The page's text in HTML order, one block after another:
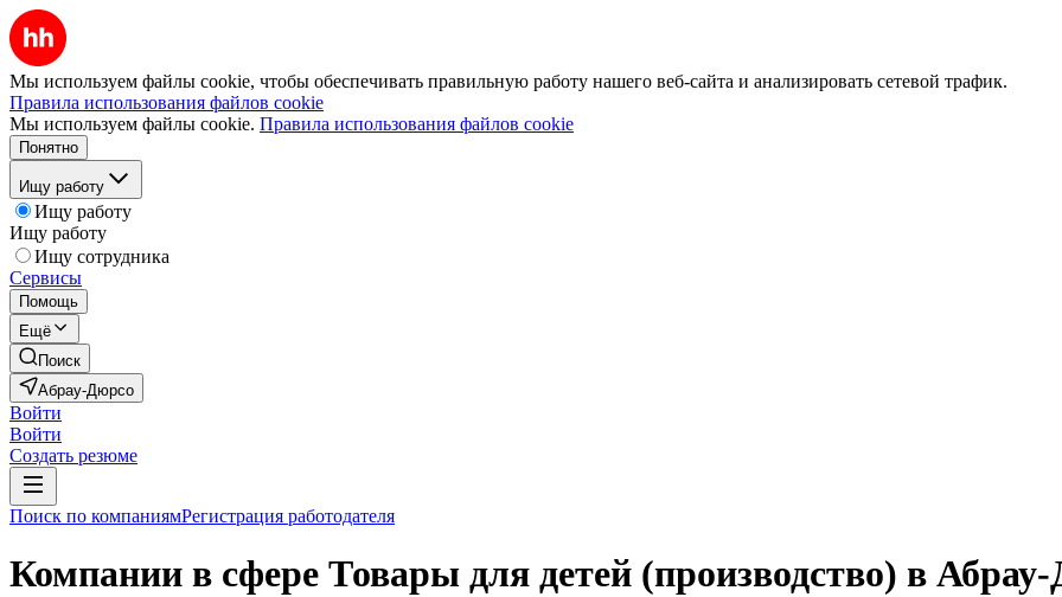
Мы используем файлы cookie, чтобы обеспечивать правильную работу нашего веб-сайта и анализировать сетевой трафик.
Правила использования файлов cookie
Мы используем файлы cookie. Правила использования файлов cookie
Понятно
Ищу работу
Ищу работу
Ищу работу
Ищу сотрудника
Сервисы
Помощь
Ещё
Поиск
Абрау-Дюрсо
Войти
Войти
Создать резюме
Поиск по компаниямРегистрация работодателя
Компании в сфере Товары для детей (производство) в